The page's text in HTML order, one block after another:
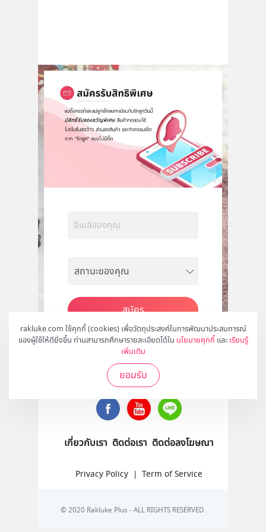
rakluke.com ใช้คุกกี้ (cookies) เพื่อวัตถุประสงค์ในการพัฒนาประสบการณ์
ของผู้ใช้ให้ดียิ่งขึ้น ท่านสามารถศึกษารายละเอียดได้ใน นโยบายคุกกี้ และ เรียนรู้
เพิ่มเติม
ยอมรับ
สมัคร
ติดตามเราได้ที่
เกี่ยวกับเรา ติดต่อเรา ติดต่อลงโฆษณา
Privacy Policy | Term of Service
© 2020 Rakluke Plus - ALL RIGHTS RESERVED.